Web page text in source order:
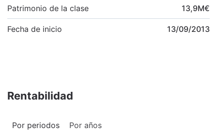
Patrimonio de la clase 13,9M€
Fecha de inicio 13/09/2013
Rentabilidad
Por periodos Por años